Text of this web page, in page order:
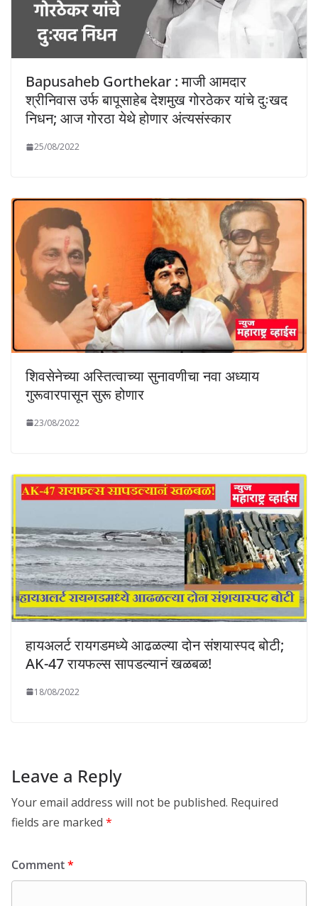
Bapusaheb Gorthekar : माजी आमदार
श्रीनिवास उर्फ बापूसाहेब देशमुख गोरठेकर यांचे दुःखद
निधन; आज गोरठा येथे होणार अंत्यसंस्कार
25/08/2022
शिवसेनेच्या अस्तित्वाच्या सुनावणीचा नवा अध्याय
गुरूवारपासून सुरू होणार
23/08/2022
हायअलर्ट रायगडमध्ये आढळल्या दोन संशयास्पद बोटी;
AK-47 रायफल्स सापडल्यानं खळबळ!
18/08/2022
Leave a Reply
Your email address will not be published. Required
fields are marked *
Comment*